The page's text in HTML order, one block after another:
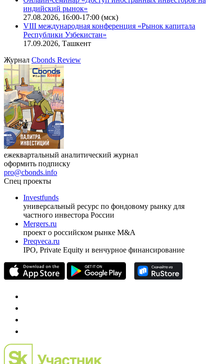
Онлайн-семинар «Новый стандарт инвестиций в
офисную недвижимость»
11.08.2026, 16:30-18:00 (мск)
Онлайн-семинар «Доступ иностранных инвесторов на
индийский рынок»
VIII международная конференция «Рынок капитала
Республики Узбекистан»
17.09.2026, Ташкент
ЖурналCbonds Review
оформить подписку
pro@cbonds.info
Спец проекты
Investfunds
универсальный ресурс по фондовому рынку для
частного инвестора России
проект о российском рынке M&A
Preqveca.ru